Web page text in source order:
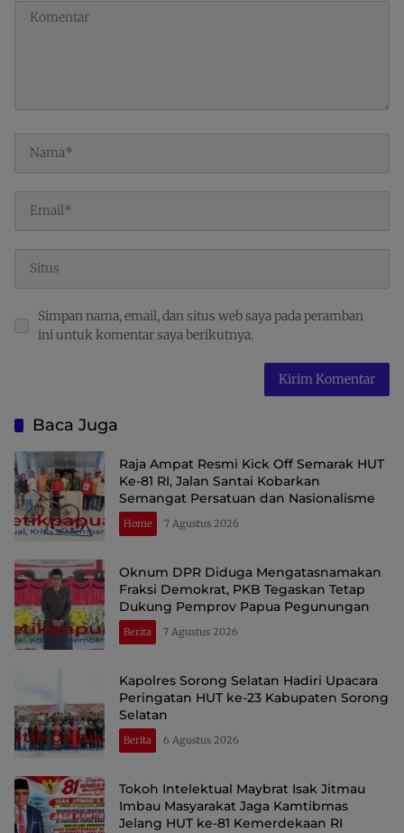
Simpan nama, email, dan situs web saya pada peramban
ini untuk komentar saya berikutnya.
Baca Juga
Raja Ampat Resmi Kick Off Semarak HUT
Ke-81 RI, Jalan Santai Kobarkan
Semangat Persatuan dan Nasionalisme
Home 7 Agustus 2026
Oknum DPR Diduga Mengatasnamakan
Fraksi Demokrat, PKB Tegaskan Tetap
Dukung Pemprov Papua Pegunungan
Berita 7 Agustus 2026
Kapolres Sorong Selatan Hadiri Upacara
Peringatan HUT ke-23 Kabupaten Sorong
Selatan
Berita 6 Agustus 2026
Tokoh Intelektual Maybrat Isak Jitmau
Imbau Masyarakat Jaga Kamtibmas
Jelang HUT ke-81 Kemerdekaan RI